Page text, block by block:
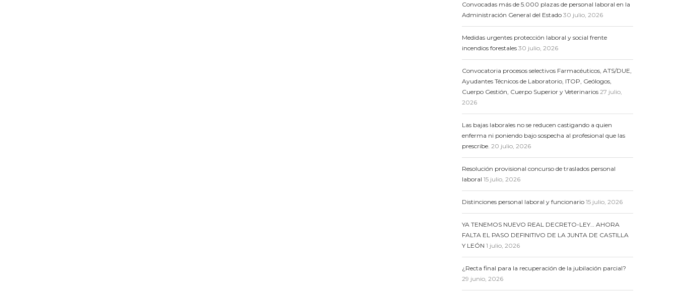
Convocadas más de 5.000 plazas de personal laboral en la
Administración General del Estado 30 julio, 2026
Medidas urgentes protección laboral y social frente
incendios forestales 30 julio, 2026
Convocatoria procesos selectivos Farmacéuticos, ATS/DUE,
Ayudantes Técnicos de Laboratorio, ITOP, Geólogos,
Cuerpo Gestión, Cuerpo Superior y Veterinarios 27 julio,
2026
Las bajas laborales no se reducen castigando a quien
enferma ni poniendo bajo sospecha al profesional que las
prescribe. 20 julio, 2026
Resolución provisional concurso de traslados personal
laboral 15 julio, 2026
Distinciones personal laboral y funcionario 15 julio, 2026
YA TENEMOS NUEVO REAL DECRETO-LEY… AHORA
FALTA EL PASO DEFINITIVO DE LA JUNTA DE CASTILLA
Y LEÓN 1 julio, 2026
¿Recta final para la recuperación de la jubilación parcial?
29 junio, 2026